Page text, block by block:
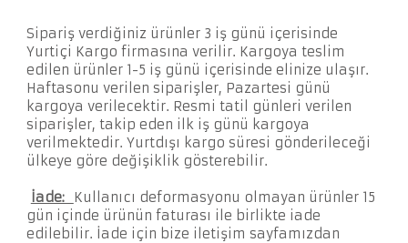
Sipariş verdiğiniz ürünler 3 iş günü içerisinde
Yurtiçi Kargo firmasına verilir. Kargoya teslim
edilen ürünler 1-5 iş günü içerisinde elinize ulaşır.
Haftasonu verilen siparişler, Pazartesi günü
kargoya verilecektir. Resmi tatil günleri verilen
siparişler, takip eden ilk iş günü kargoya
verilmektedir. Yurtdışı kargo süresi gönderileceği
ülkeye göre değişiklik gösterebilir.
İade: Kullanıcı deformasyonu olmayan ürünler 15
gün içinde ürünün faturası ile birlikte iade
edilebilir. İade için bize iletişim sayfamızdan